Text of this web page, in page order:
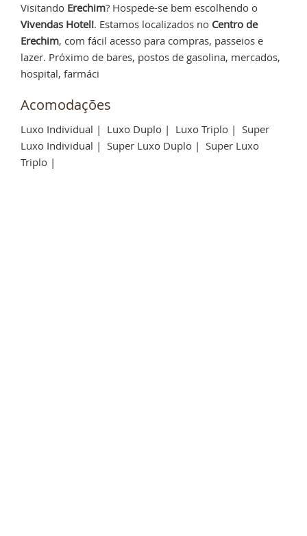
Visitando Erechim? Hospede-se bem escolhendo o
Vivendas Hotel!. Estamos localizados no Centro de
Erechim, com fácil acesso para compras, passeios e
lazer. Próximo de bares, postos de gasolina, mercados,
hospital, farmáci
Acomodações
Luxo Individual | Luxo Duplo | Luxo Triplo | Super
Luxo Individual | Super Luxo Duplo | Super Luxo
Triplo |